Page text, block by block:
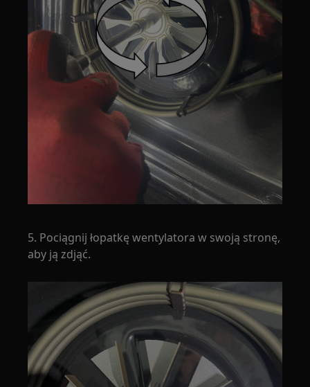
5. Pociągnij łopatkę wentylatora w swoją stronę,
aby ją zdjąć.